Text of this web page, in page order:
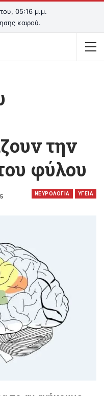
05:16 μ.μ.
καιρού.
την
φύλου
ΝΕΥΡΟΛΟΓΙΑ ΥΓΕΙΑ